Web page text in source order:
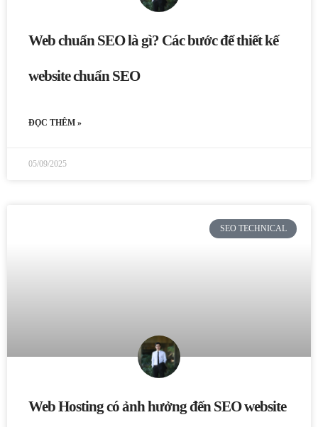
Web chuẩn SEO là gì? Các bước để thiết kế
website chuẩn SEO
ĐỌC THÊM »
05/09/2025
SEO TECHNICAL
Web Hosting có ảnh hưởng đến SEO website